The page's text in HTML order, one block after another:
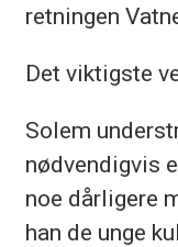
retningen
Det viktigste
Solem
nødvendigvis
noe dårligere
han de unge